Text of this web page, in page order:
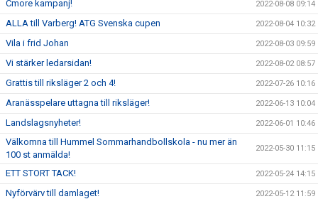
Cmore kampanj! 2022-08-08 09:14
ALLA till Varberg! ATG Svenska cupen 2022-08-04 10:32
Vila i frid Johan 2022-08-03 09:59
Vi stärker ledarsidan! 2022-08-02 08:57
Grattis till riksläger 2 och 4! 2022-07-26 10:16
Aranässpelare uttagna till riksläger! 2022-06-13 10:04
Landslagsnyheter! 2022-06-01 10:46
Välkomna till Hummel Sommarhandbollskola - nu mer än
100 st anmälda!
2022-05-30 11:15
ETT STORT TACK! 2022-05-24 14:15
Nyförvärv till damlaget! 2022-05-12 11:59